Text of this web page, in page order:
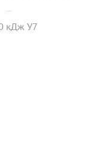
—
кДж У7